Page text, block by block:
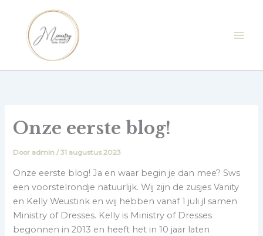
inhoud
Onze eerste blog!
Door admin/31 augustus 2023
Onze eerste blog! Ja en waar begin je dan mee? Sws
een voorstelrondje natuurlijk. Wij zijn de zusjes Vanity
en Kelly Weustink en wij hebben vanaf 1 juli jl samen
Ministry of Dresses. Kelly is Ministry of Dresses
begonnen in 2013 en heeft het in 10 jaar laten